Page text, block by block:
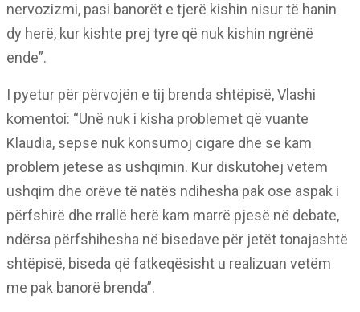
nervozizmi, pasi banorët e tjerë kishin nisur të hanin
dy herë, kur kishte prej tyre që nuk kishin ngrënë
ende”.
I pyetur për përvojën e tij brenda shtëpisë, Vlashi
komentoi: “Unë nuk i kisha problemet që vuante
Klaudia, sepse nuk konsumoj cigare dhe se kam
problem jetese as ushqimin. Kur diskutohej vetëm
ushqim dhe orëve të natës ndihesha pak ose aspak i
përfshirë dhe rrallë herë kam marrë pjesë në debate,
ndërsa përfshihesha në bisedave për jetët tonajashtë
shtëpisë, biseda që fatkeqësisht u realizuan vetëm
me pak banorë brenda”.